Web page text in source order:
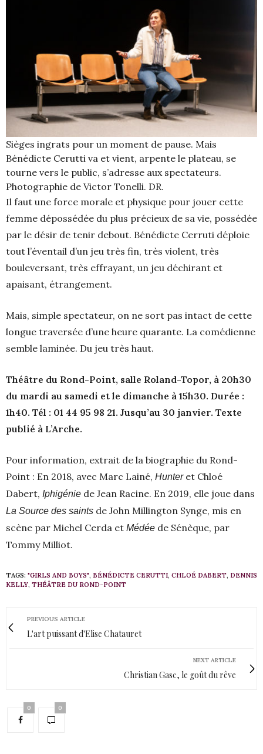
Sièges ingrats pour un moment de pause. Mais
Bénédicte Cerutti va et vient, arpente le plateau, se
tourne vers le public, s’adresse aux spectateurs.
Photographie de Victor Tonelli. DR.
Il faut une force morale et physique pour jouer cette
femme dépossédée du plus précieux de sa vie, possédée
par le désir de tenir debout. Bénédicte Cerruti déploie
tout l’éventail d’un jeu très fin, très violent, très
bouleversant, très effrayant, un jeu déchirant et
apaisant, étrangement.
Mais, simple spectateur, on ne sort pas intact de cette
longue traversée d’une heure quarante. La comédienne
semble laminée. Du jeu très haut.
Théâtre du Rond-Point, salle Roland-Topor, à 20h30
du mardi au samedi et le dimanche à 15h30. Durée :
1h40. Tél : 01 44 95 98 21. Jusqu’au 30 janvier. Texte
publié à L’Arche.
Pour information, extrait de la biographie du Rond-
Point : En 2018, avec Marc Lainé, Hunteret Chloé
Dabert, Iphigénie de Jean Racine. En 2019, elle joue dans
La Source des saints de John Millington Synge, mis en
scène par Michel Cerda et Médée de Sénèque, par
Tommy Milliot.
TAGS: "GIRLS AND BOYS", BÉNÉDICTE CERUTTI, CHLOÉ DABERT, DENNIS
KELLY, THÉÂTRE DU ROND-POINT
PREVIOUS ARTICLE
L'art puissant d'Elise Chatauret
NEXT ARTICLE
Christian Gasc, le goût du rêve
0 0